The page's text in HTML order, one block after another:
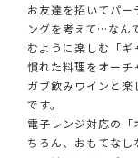
お友達を招いてパー
ングを考えて…なん
むように楽しむ「
慣れた料理をオーチ
ガブ飲みワインと楽
です。
電子レンジ対応の「
ちろん、おもてなし